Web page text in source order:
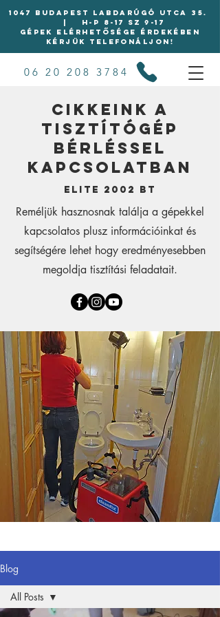
1047 BUDAPEST LABDARÚGÓ UTCA 35.
| H-P 8-17 Sz 9-17
Gépek elérhetősége érdekében
kérjük telefonáljon!
06 20 208 3784
Cikkeink a
tisztítógép
bérléssel
kapcsolatban
Elite 2002 Bt
Reméljük hasznosnak találja a gépekkel
kapcsolatos plusz információinkat és
segítségére lehet hogy eredményesebben
megoldja tisztítási feladatait.
Blog
All Posts